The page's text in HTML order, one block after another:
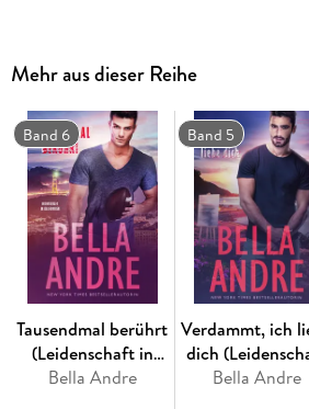
Carrie kann sich nicht erklären,
eines perfekten Kandidaten
zufällige Begegnung mit einem rauen
bearbeitet, entfesselt in ihr etwas
hungrige Kraft treibt sie in einen
"Diese perfekte Mischung aus tiefer
Sanftheit zieht Sie in ihren Bann und
Mehr aus dieser Reihe
Band 6
Tausendmal berührt
(Leidenschaft in
Kalifornien)
Bella Andre
Band 5
Verdammt, ich
dich
in Kalifornien)
Bella Andre